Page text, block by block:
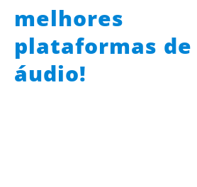
melhores
plataformas de
áudio!